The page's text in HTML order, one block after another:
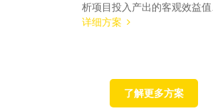
析项目投入产出的客观效益值...
详细方案
了解更多方案